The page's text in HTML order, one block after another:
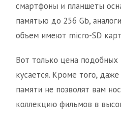
смартфоны и планшеты
памятью до 256 Gb,
объем имеют micro-SD
Вот только цена подобных
кусается. Кроме того,
памяти не позволят вам
коллекцию фильмов в